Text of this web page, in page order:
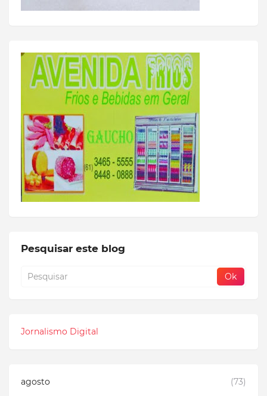
Pesquisar este blog
Jornalismo Digital
agosto
(73)